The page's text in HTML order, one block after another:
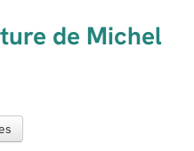
de Michel